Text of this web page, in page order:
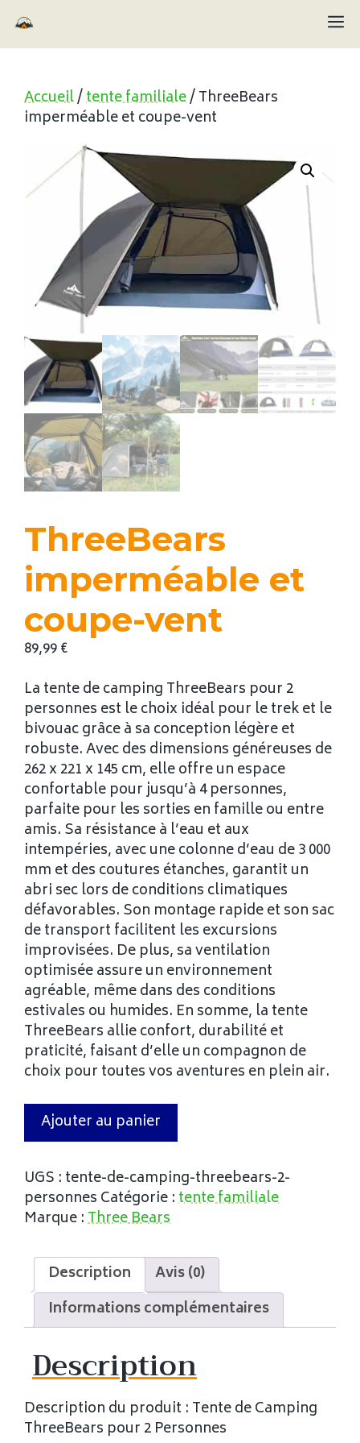
au
contenu
Accueil/tente familiale/ ThreeBears
imperméable et coupe-vent
ThreeBears
imperméable et
coupe-vent
89,99€
La tente de camping ThreeBears pour 2
personnes est le choix idéal pour le trek et le
bivouac grâce à sa conception légère et
robuste. Avec des dimensions généreuses de
262 x 221 x 145 cm, elle offre un espace
confortable pour jusqu’à 4 personnes,
parfaite pour les sorties en famille ou entre
amis. Sa résistance à l’eau et aux
intempéries, avec une colonne d’eau de 3 000
mm et des coutures étanches, garantit un
abri sec lors de conditions climatiques
défavorables. Son montage rapide et son sac
de transport facilitent les excursions
improvisées. De plus, sa ventilation
optimisée assure un environnement
agréable, même dans des conditions
estivales ou humides. En somme, la tente
ThreeBears allie confort, durabilité et
praticité, faisant d’elle un compagnon de
choix pour toutes vos aventures en plein air.
Ajouter au panier
UGS : tente-de-camping-threebears-2-
personnes Catégorie :tente familiale
Marque :Three Bears
Description
Avis (0)
Informations complémentaires
Description
Description du produit : Tente de Camping
ThreeBears pour 2 Personnes